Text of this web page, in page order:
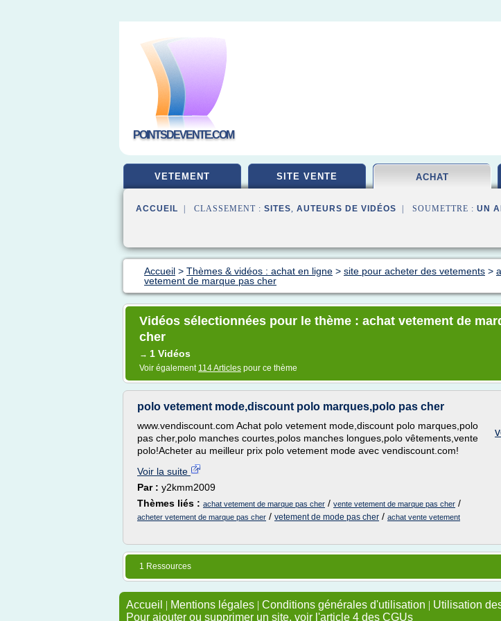
POINTSDEVENTE.COM
VETEMENT SITE VENTE ACHAT
ACCUEIL | CLASSEMENT : SITES, AUTEURS DE VIDÉOS | SOUMETTRE : UN
Accueil > Thèmes & vidéos : achat en ligne > site pour acheter des vetements >
vetement de marque pas cher
Vidéos sélectionnées pour le thème : achat vetement de
cher
→ 1 Vidéos
Voir également 114 Articles pour ce thème
polo vetement mode,discount polo marques,polo pas cher
www.vendiscount.com Achat polo vetement mode,discount polo marques,polo
pas cher,polo manches courtes,polos manches longues,polo vêtements,vente
polo!Acheter au meilleur prix polo vetement mode avec vendiscount.com!
Voir la suite
Par : y2kmm2009
Thèmes liés : achat vetement de marque pas cher / vente vetement de marque pas cher /
acheter vetement de marque pas cher / vetement de mode pas cher / achat vente vetement
1 Ressources
Accueil | Mentions légales | Conditions générales d'utilisation | Utilisation
Pour ajouter ou supprimer un site, voir l'article 4 des CGUs